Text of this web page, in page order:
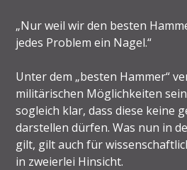
„Nur weil wir den besten
jedes Problem ein Nagel.“
Unter dem „besten Hammer“
militärischen Möglichkeiten
sogleich klar, dass diese keine
darstellen dürfen. Was nun in
gilt, gilt auch für
in zweierlei Hinsicht.